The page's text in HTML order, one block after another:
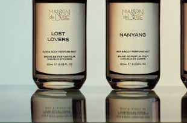
Log in or Sign up
SPUR読者のためのメンバーシッププ
「The SPUR Club」。
便利な機能と特
めます。
ログイン・新規会員登録